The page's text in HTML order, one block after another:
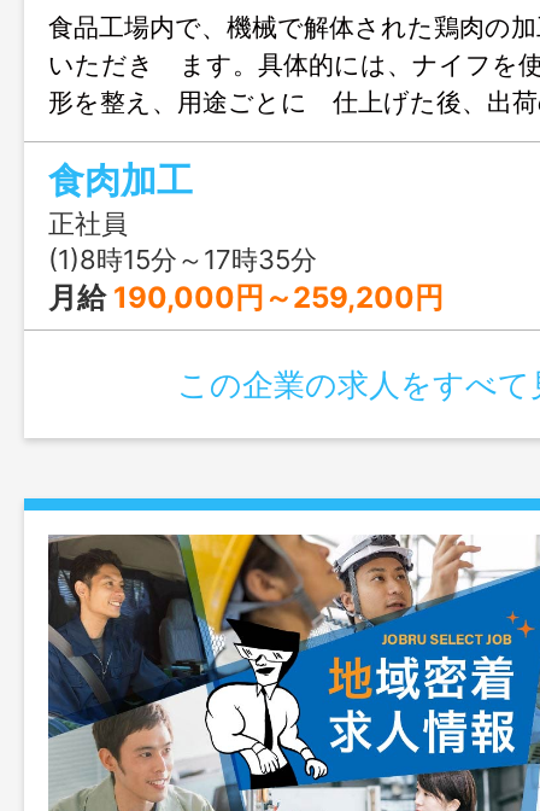
食品工場内で、機械で解体された鶏肉の
いただき ます。具体的には、ナイフを
形を整え、用途ごとに 仕上げた後、出
包装を行う仕事です。作業はマニ ュア
り、入社後は先輩社員が丁寧に指導する
方でも安心して始められます。作業時は
ス ク・手袋・エプロンを着用し、清潔
す。短時間勤 務や扶養内勤務にも対応
育児と両立しながら働け ます。 ＊業界
導入した、清潔で働きやすい工場です
扱いはなく、体への負担が少ない作業
ら長く活躍している社員が多数います。
食肉加工
正社員
(1)8時15分～17時35分
月給 190,000円～259,200円
この企業の求人をすべて